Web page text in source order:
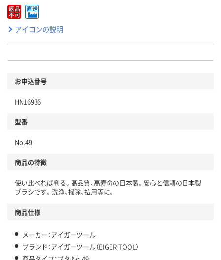
アイコンの説明
お申込番号
HN16936
型番
No.49
商品の特徴
使い比べれば判る。高品質、高寿命の日本製。安心と信頼の日本製
ブラシです。洗浄、掃除、払用等に。
商品仕様
メーカー：アイガーツール
ブランド：アイガーツール（EIGER TOOL）
商品タイプ：ブタ No.49